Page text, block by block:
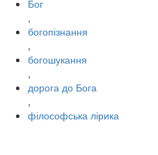
Бог
,
богопізнання
,
богошукання
,
дорога до Бога
,
філософська лірика